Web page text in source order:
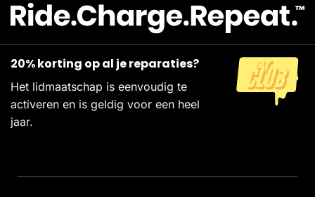
20% korting op al je reparaties?
Het lidmaatschap is eenvoudig te
activeren en is geldig voor een heel
jaar.